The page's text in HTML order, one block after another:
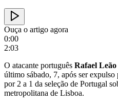
Ouça o artigo agora
0:00
2:03
O atacante português Rafael Leão
último sábado, 7, após ser
por 2 a 1 da seleção de Portugal
metropolitana de Lisboa.